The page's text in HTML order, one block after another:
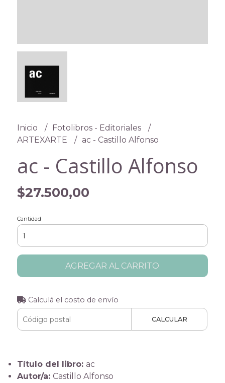
Inicio
Fotolibros - Editoriales
ARTEXARTE
ac - Castillo Alfonso
ac - Castillo Alfonso
$27.500,00
Cantidad
AGREGAR AL CARRITO
Calculá el costo de envío
CALCULAR
Título del libro: ac
Autor/a: Castillo Alfonso